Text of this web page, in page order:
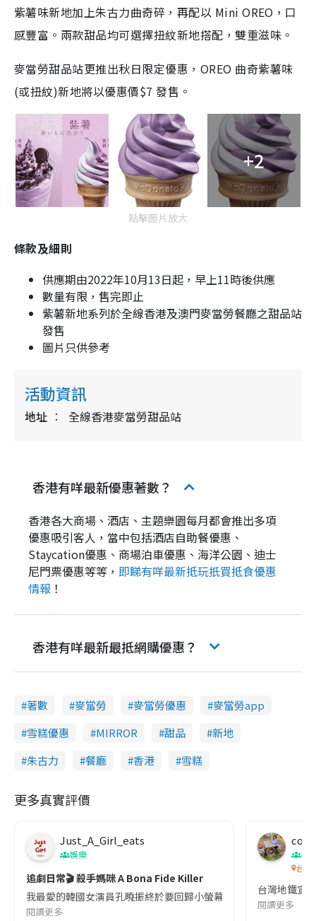
紫薯味新地加上朱古力曲奇碎，再配以 Mini OREO，口
感豐富。兩款甜品均可選擇扭紋新地搭配，雙重滋味。
麥當勞甜品站更推出秋日限定優惠，OREO 曲奇紫薯味
(或扭紋)新地將以優惠價$7 發售。
+2
點擊圖片放大
條款及細則
供應期由2022年10月13日起，早上11時後供應
數量有限，售完即止
紫薯新地系列於全線香港及澳門麥當勞餐廳之甜品站
發售
圖片只供參考
活動資訊
地址 全線香港麥當勞甜品站
香港有咩最新優惠著數？
香港各大商場、酒店、主題樂園每月都會推出多項
優惠吸引客人，當中包括酒店自助餐優惠、
Staycation優惠、商場泊車優惠、海洋公園、迪士
尼門票優惠等等， 即睇有咩最新抵玩扺買抵食優惠
情報 ！
香港有咩最新最抵網購優惠？
著數 麥當勞 麥當勞優惠
麥當勞app
雪糕優惠
MIRROR 甜品
新地
朱古力
餐廳 香港 雪糕
更多真實評價
Just_A_Girl_eats
娛樂
追劇日常🎬 殺手媽咪 A Bona Fide Killer
我最愛的韓國女演員孔曉振終於要回歸小螢幕啦!這次的劇本改編
閱讀更多
co
吹
台灣
台灣地鐵宣
閱讀更多